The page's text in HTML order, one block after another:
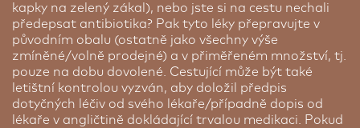
kapky na zelený zákal), nebo jste si na cestu nechali
předepsat antibiotika? Pak tyto léky přepravujte v
původním obalu (ostatně jako všechny výše
zmíněné/volně prodejné) a v přiměřeném množství, tj.
pouze na dobu dovolené. Cestující může být také
letištní kontrolou vyzván, aby doložil předpis
dotyčných léčiv od svého lékaře/případně dopis od
lékaře v angličtině dokládající trvalou medikaci. Pokud